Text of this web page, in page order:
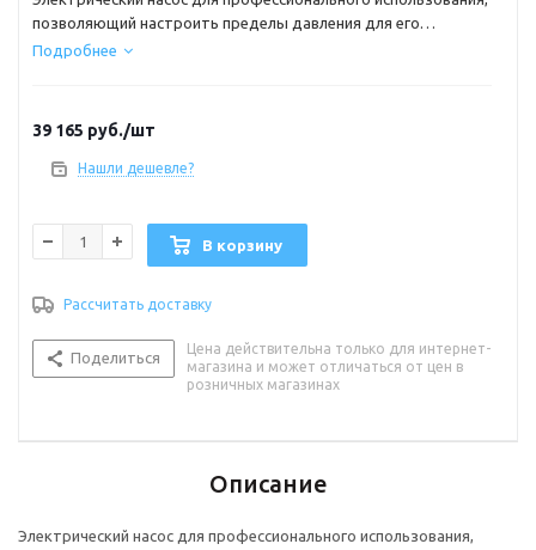
позволяющий настроить пределы давления для его
поддержания в надувных конструкциях.
Подробнее
39 165 руб./шт
Нашли дешевле?
В корзину
Рассчитать доставку
Поделиться
Цена действительна только для интернет-
магазина и может отличаться от цен в
розничных магазинах
Описание
Электрический насос для профессионального использования,